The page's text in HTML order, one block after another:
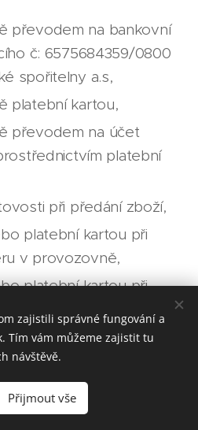
převodem na bankovní
č: 6575684359/0800
spořitelny a.s,
platební kartou,
převodem na účet
platební
při předání zboží,
platební kartou při
v provozovně,
platební kartou při
je kupující povinen
spojené s balením
ve smluvené výši.
jinak, rozumí se
zajistili správné fungování a
Tím vám můžeme zajistit tu
návštěvě.
Přijmout vše